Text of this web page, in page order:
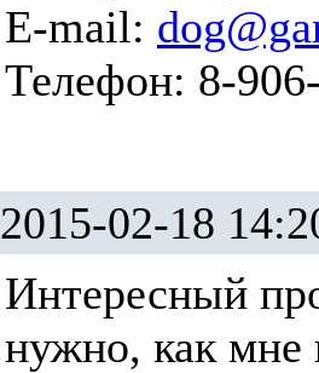
E-mail:
Телефон: 8-
2015-02-18
Интересный
нужно, как мне